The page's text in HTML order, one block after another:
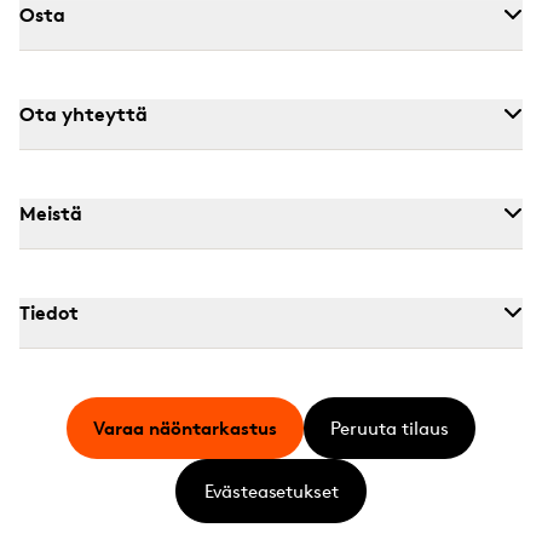
Osta
Ota yhteyttä
Meistä
Tiedot
Varaa näöntarkastus Peruuta tilaus
Evästeasetukset